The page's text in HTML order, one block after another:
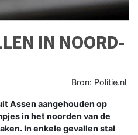
IN NOORD-
Bron: Politie.nl
Assen aangehouden op
in het noorden van de
In enkele gevallen stal